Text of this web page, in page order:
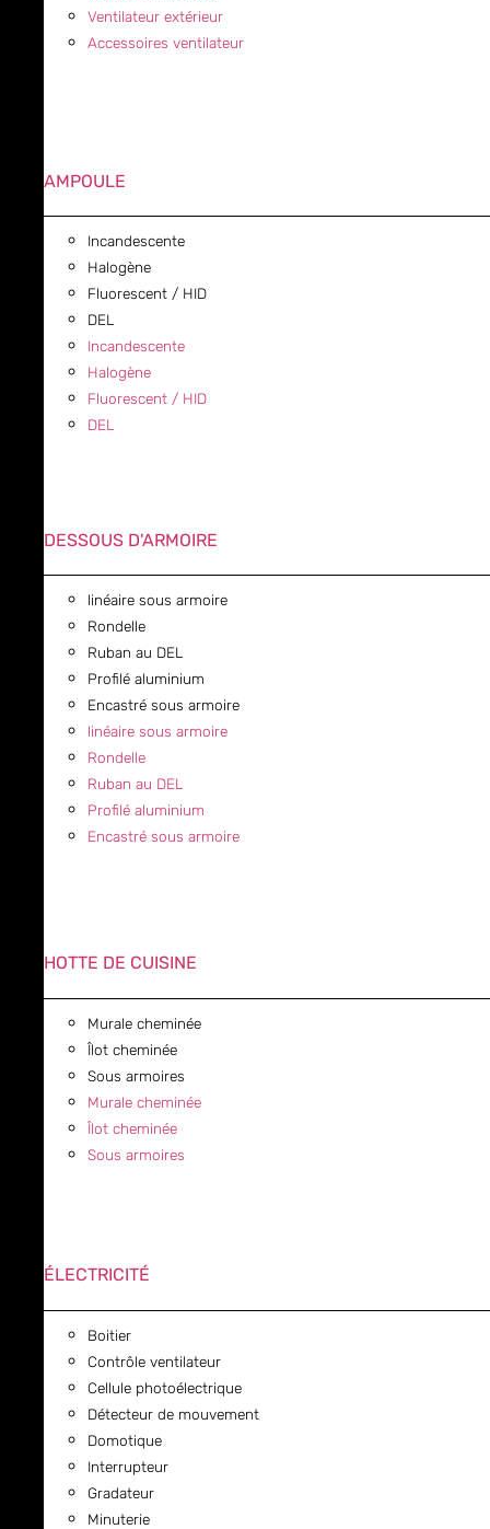
Ventilateur extérieur
Accessoires ventilateur
AMPOULE
Incandescente
Halogène
Fluorescent / HID
DEL
Incandescente
Halogène
Fluorescent / HID
DEL
DESSOUS D'ARMOIRE
linéaire sous armoire
Rondelle
Ruban au DEL
Profilé aluminium
Encastré sous armoire
linéaire sous armoire
Rondelle
Ruban au DEL
Profilé aluminium
Encastré sous armoire
HOTTE DE CUISINE
Murale cheminée
Îlot cheminée
Sous armoires
Murale cheminée
Îlot cheminée
Sous armoires
ÉLECTRICITÉ
Boitier
Contrôle ventilateur
Cellule photoélectrique
Détecteur de mouvement
Domotique
Interrupteur
Gradateur
Minuterie